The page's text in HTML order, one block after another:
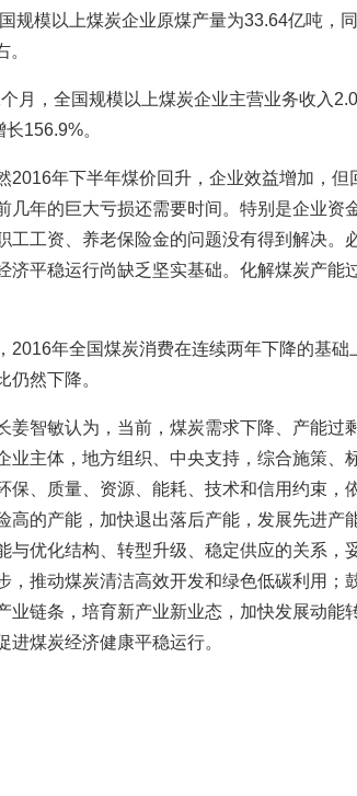
规模以上煤炭企业原煤产量为33.64亿吨，
月，全国规模以上煤炭企业主营业务收入
156.9%。
2016年下半年煤价回升，企业效益增加，
几年的巨大亏损还需要时间。特别是企业资
工工资、养老保险金的问题没有得到解决。
济平稳运行尚缺乏坚实基础。化解煤炭产能
2016年全国煤炭消费在连续两年下降的基
仍然下降。
姜智敏认为，当前，煤炭需求下降、产能过
业主体，地方组织、中央支持，综合施策、
保、质量、资源、能耗、技术和信用约束，
高的产能，加快退出落后产能，发展先进产
与优化结构、转型升级、稳定供应的关系，
，推动煤炭清洁高效开发和绿色低碳利用；
业链条，培育新产业新业态，加快发展动能
进煤炭经济健康平稳运行。